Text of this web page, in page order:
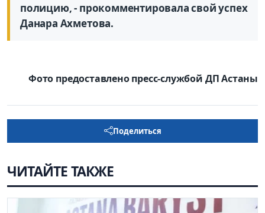
полицию, - прокомментировала свой успех
Данара Ахметова.
Фото предоставлено пресс-службой ДП Астаны
Поделиться
ЧИТАЙТЕ ТАКЖЕ